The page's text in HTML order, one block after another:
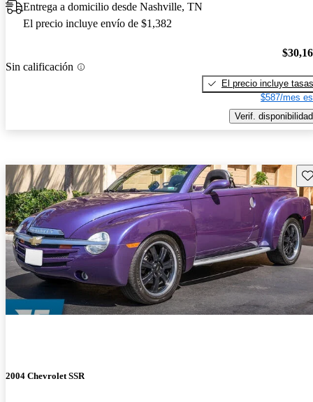
Entrega a domicilio desde Nashville, TN
El precio incluye envío de $1,382
Sin calificación
El precio incluye tasas
$587/mes
Verif. disponibilidad
2004 Chevrolet SSR